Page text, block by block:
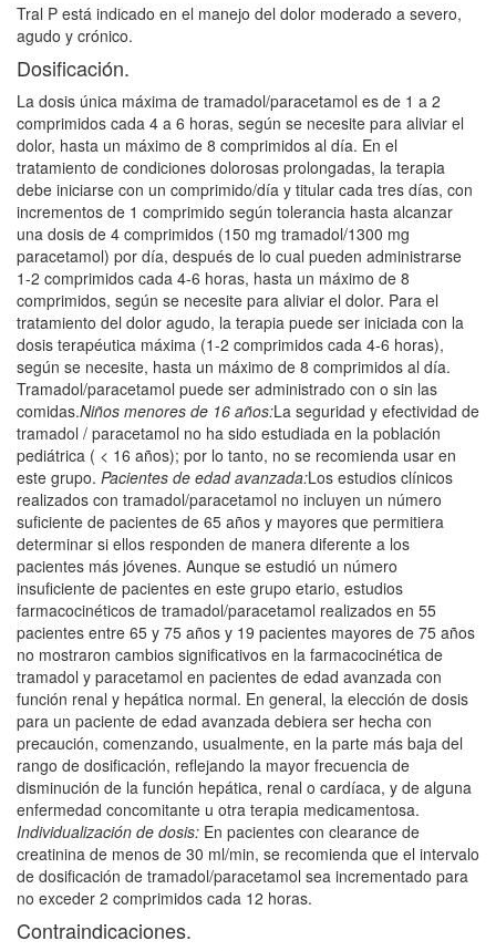
Tral P está indicado en el manejo del dolor moderado a severo,
agudo y crónico.
Dosificación.
La dosis única máxima de tramadol/paracetamol es de 1 a 2
comprimidos cada 4 a 6 horas, según se necesite para aliviar el
dolor, hasta un máximo de 8 comprimidos al día. En el
tratamiento de condiciones dolorosas prolongadas, la terapia
debe iniciarse con un comprimido/día y titular cada tres días, con
incrementos de 1 comprimido según tolerancia hasta alcanzar
una dosis de 4 comprimidos (150 mg tramadol/1300 mg
paracetamol) por día, después de lo cual pueden administrarse
1-2 comprimidos cada 4-6 horas, hasta un máximo de 8
comprimidos, según se necesite para aliviar el dolor. Para el
tratamiento del dolor agudo, la terapia puede ser iniciada con la
dosis terapéutica máxima (1-2 comprimidos cada 4-6 horas),
según se necesite, hasta un máximo de 8 comprimidos al día.
Tramadol/paracetamol puede ser administrado con o sin las
comidas.Niños menores de 16 años:La seguridad y efectividad de
tramadol / paracetamol no ha sido estudiada en la población
pediátrica ( < 16 años); por lo tanto, no se recomienda usar en
este grupo. Pacientes de edad avanzada:Los estudios clínicos
realizados con tramadol/paracetamol no incluyen un número
suficiente de pacientes de 65 años y mayores que permitiera
determinar si ellos responden de manera diferente a los
pacientes más jóvenes. Aunque se estudió un número
insuficiente de pacientes en este grupo etario, estudios
farmacocinéticos de tramadol/paracetamol realizados en 55
pacientes entre 65 y 75 años y 19 pacientes mayores de 75 años
no mostraron cambios significativos en la farmacocinética de
tramadol y paracetamol en pacientes de edad avanzada con
función renal y hepática normal. En general, la elección de dosis
para un paciente de edad avanzada debiera ser hecha con
precaución, comenzando, usualmente, en la parte más baja del
rango de dosificación, reflejando la mayor frecuencia de
disminución de la función hepática, renal o cardíaca, y de alguna
enfermedad concomitante u otra terapia medicamentosa.
Individualización de dosis: En pacientes con clearance de
creatinina de menos de 30 ml/min, se recomienda que el intervalo
de dosificación de tramadol/paracetamol sea incrementado para
no exceder 2 comprimidos cada 12 horas.
Contraindicaciones.